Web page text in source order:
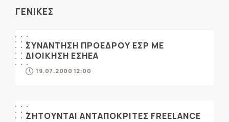
ΓΕΝΙΚΕΣ
ΣΥΝΑΝΤΗΣΗ ΠΡΟΕΔΡΟΥ ΕΣΡ ΜΕ
ΔΙΟΙΚΗΣΗ ΕΣΗΕΑ
19.07.2000 12:00
ΖΗΤΟΥΝΤΑΙ ΑΝΤΑΠΟΚΡΙΤΕΣ FREELANCE